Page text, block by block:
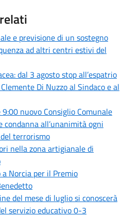
e previsione di un sostegno
ad altri centri estivi del
dal 3 agosto stop all’espatrio
Di Nuzzo al Sindaco e al
nuovo Consiglio Comunale
condanna all’unanimità ogni
terrorismo
nella zona artigianale di
Norcia per il Premio
del mese di luglio si conoscerà
servizio educativo 0-3